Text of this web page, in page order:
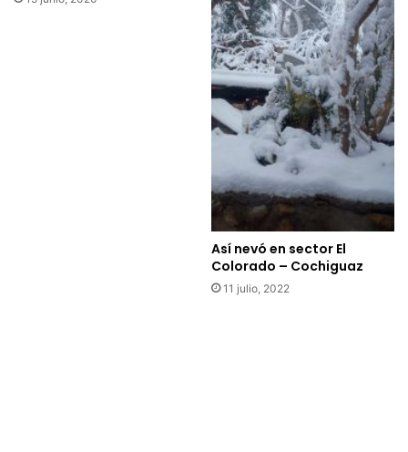
Así nevó en sector El
Colorado – Cochiguaz
11 julio, 2022